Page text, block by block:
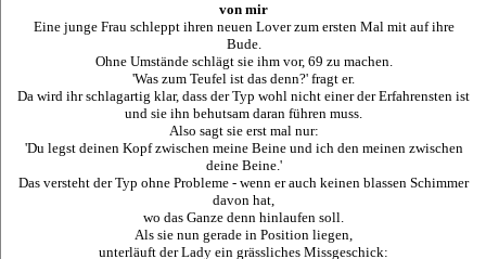
von mir
Eine junge Frau schleppt ihren neuen Lover zum ersten Mal mit auf ihre
Bude.
Ohne Umstände schlägt sie ihm vor, 69 zu machen.
'Was zum Teufel ist das denn?' fragt er.
Da wird ihr schlagartig klar, dass der Typ wohl nicht einer der Erfahrensten ist
und sie ihn behutsam daran führen muss.
Also sagt sie erst mal nur:
'Du legst deinen Kopf zwischen meine Beine und ich den meinen zwischen
deine Beine.'
Das versteht der Typ ohne Probleme - wenn er auch keinen blassen Schimmer
davon hat,
wo das Ganze denn hinlaufen soll.
Als sie nun gerade in Position liegen,
unterläuft der Lady ein grässliches Missgeschick: